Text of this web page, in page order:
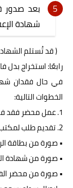
بعد صدور
شهادة
( قد تُستلم
رابعًا: استخراج بدل
في حال فقدان
الخطوات التالية:
• صورة من بطاقة
• صورة من شهادة
• صورة من محضر